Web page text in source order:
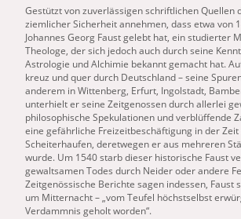
Gestützt von zuverlässigen schriftlichen Quellen
ziemlicher Sicherheit annehmen, dass etwa von
Johannes Georg Faustgelebt hat, ein studierter
Theologe, der sich jedoch auch durch seine
Astrologie und Alchimie bekannt gemacht hat.
kreuz und quer durch Deutschland – seine
anderem in Wittenberg, Erfurt, Ingolstadt,
unterhielt er seine Zeitgenossen durch allerlei
philosophische Spekulationen und verblüffende
eine gefährliche Freizeitbeschäftigung in der
Scheiterhaufen, deretwegen er aus mehreren
wurde. Um 1540 starb dieser historische Faust
gewaltsamen Todes durch Neider oder andere
Zeitgenössische Berichte sagen indessen, Faust
um Mitternacht – „vom Teufel höchstselbst
Verdammnis geholt worden“.